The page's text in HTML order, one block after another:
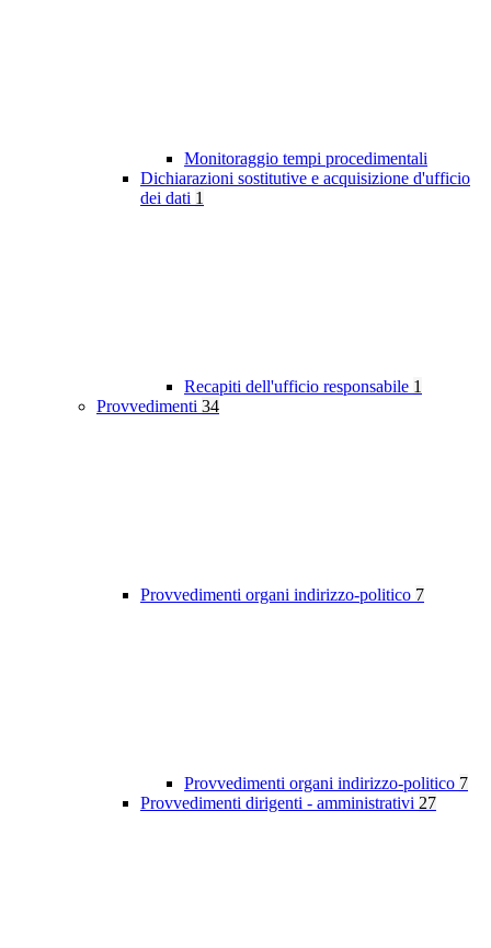
Monitoraggio tempi procedimentali
Dichiarazioni sostitutive e acquisizione d'ufficio
dei dati 1
Recapiti dell'ufficio responsabile 1
Provvedimenti 34
Provvedimenti organi indirizzo-politico 7
Provvedimenti organi indirizzo-politico 7
Provvedimenti dirigenti - amministrativi 27